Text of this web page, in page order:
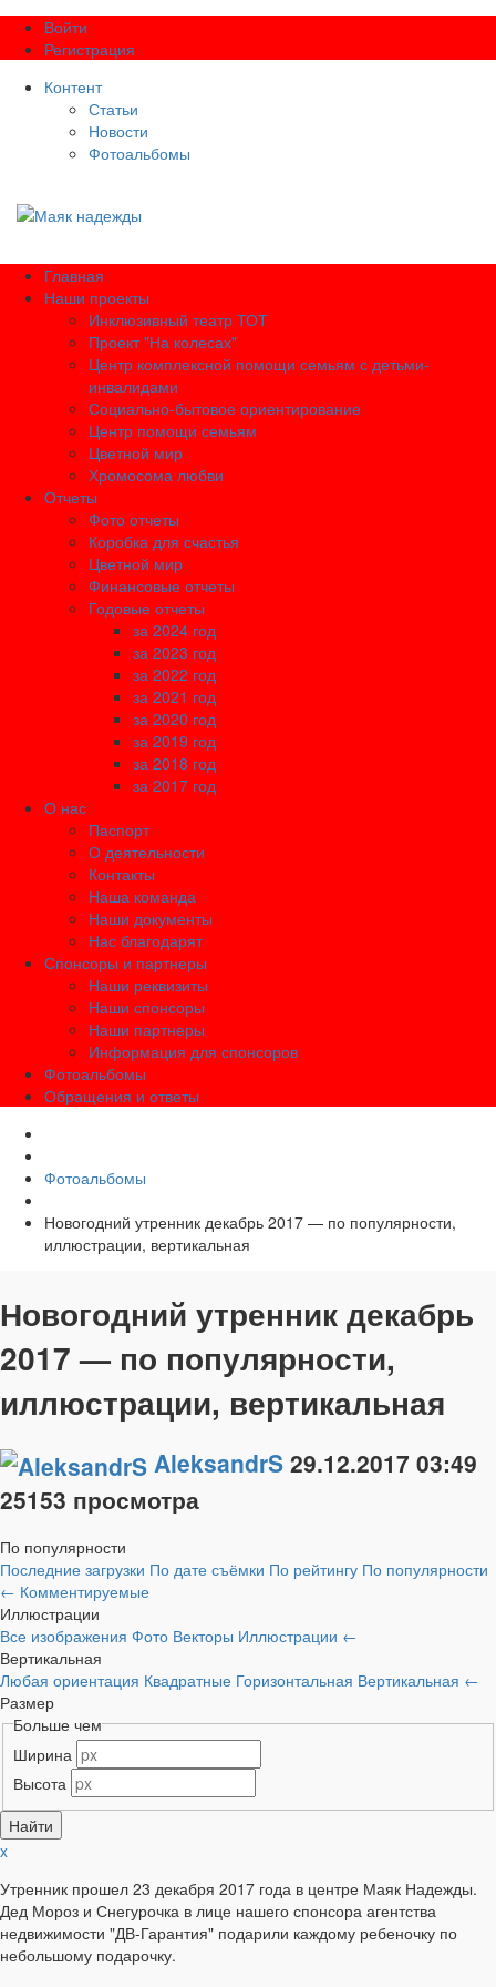
Войти
Регистрация
Контент
Статьи
Новости
Фотоальбомы
Главная
Наши проекты
Инклюзивный театр ТОТ
Проект "На колесах"
Центр комплексной помощи семьям с детьми-
инвалидами
Социально-бытовое ориентирование
Центр помощи семьям
Цветной мир
Хромосома любви
Отчеты
Фото отчеты
Коробка для счастья
Цветной мир
Финансовые отчеты
Годовые отчеты
за 2024 год
за 2023 год
за 2022 год
за 2021 год
за 2020 год
за 2019 год
за 2018 год
за 2017 год
О нас
Паспорт
О деятельности
Контакты
Наша команда
Наши документы
Нас благодарят
Спонсоры и партнеры
Наши реквизиты
Наши спонсоры
Наши партнеры
Информация для спонсоров
Фотоальбомы
Обращения и ответы
Фотоальбомы
Новогодний утренник декабрь 2017 — по популярности,
иллюстрации, вертикальная
Новогодний утренник декабрь
2017 — по популярности,
иллюстрации, вертикальная
AleksandrS 29.12.2017 03:49
25153 просмотра
По популярности
Последние загрузки По дате съёмки По рейтингу По популярности
← Комментируемые
Иллюстрации
Все изображения Фото Векторы Иллюстрации ←
Вертикальная
Любая ориентация Квадратные Горизонтальная Вертикальная ←
Размер
Больше чем
Ширина
Высота
x
Утренник прошел 23 декабря 2017 года в центре Маяк Надежды.
Дед Мороз и Снегурочка в лице нашего спонсора агентства
недвижимости "ДВ-Гарантия" подарили каждому ребеночку по
небольшому подарочку.